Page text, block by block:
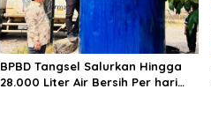
BPBD Tangsel Salurkan Hingga
28.000 Liter Air Bersih Per hari